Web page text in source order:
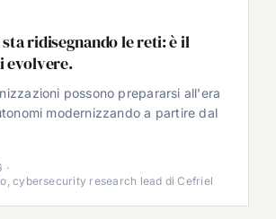
sta ridisegnando le reti: è il
evolvere.
possono prepararsi all'era
modernizzando a partire dal
·
cybersecurity research lead di Cefriel